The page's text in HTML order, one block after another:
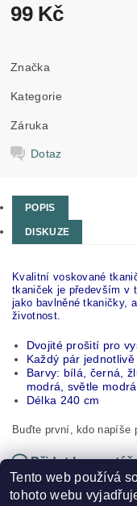
99 Kč
Značka
Kategorie
Záruka
Dotaz
POPIS
DISKUZE
Kvalitní voskované
tkaniček je především v
jako bavlněné tkaničky,
životnost.
Dvojité prošití pro
Každý pár
Barvy: bílá, černá,
modrá, světle
Délka 240 cm
Buďte první, kdo napíše
Přidat komentář
Tento web používá
tohoto webu